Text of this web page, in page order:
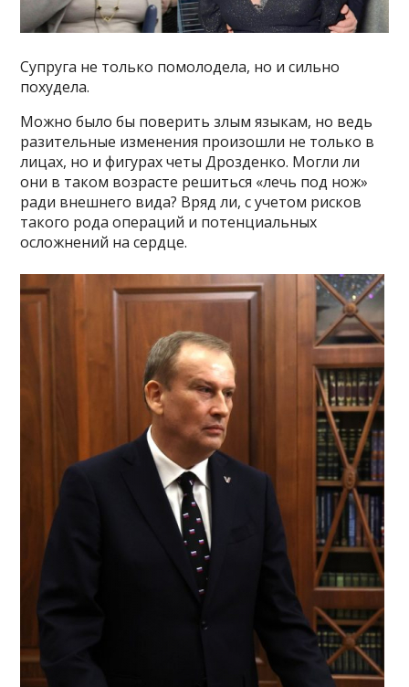
Супруга не только помолодела, но и сильно
похудела.
Можно было бы поверить злым языкам, но ведь
разительные изменения произошли не только в
лицах, но и фигурах четы Дрозденко. Могли ли
они в таком возрасте решиться «лечь под нож»
ради внешнего вида? Вряд ли, с учетом рисков
такого рода операций и потенциальных
осложнений на сердце.